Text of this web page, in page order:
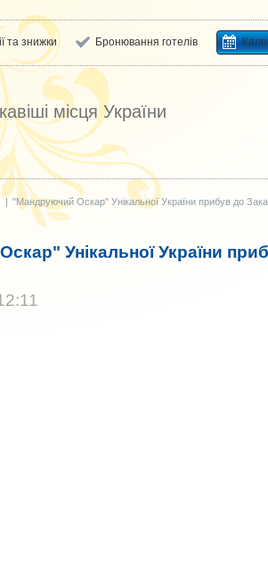
та знижки Бронювання готелів
місця України
| "Мандруючий Оскар" Унікальної України прибув до
Унікальної України